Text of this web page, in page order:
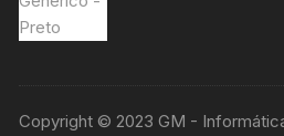
Copyright © 2023 GM -